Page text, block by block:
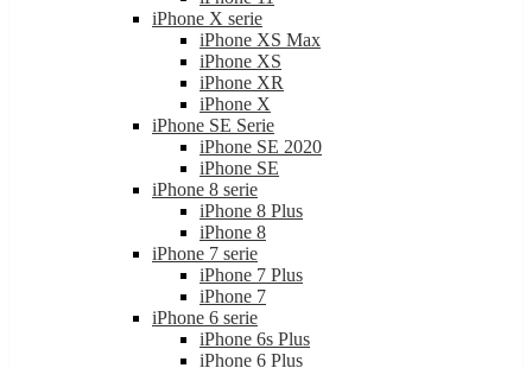
iPhone X serie
iPhone XS Max
iPhone XS
iPhone XR
iPhone X
iPhone SE Serie
iPhone SE 2020
iPhone SE
iPhone 8 serie
iPhone 8 Plus
iPhone 8
iPhone 7 serie
iPhone 7 Plus
iPhone 7
iPhone 6 serie
iPhone 6s Plus
iPhone 6 Plus